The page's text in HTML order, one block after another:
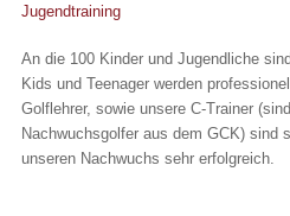
Jugendtraining
An die 100 Kinder und Jugendliche
Kids und Teenager werden
Golflehrer, sowie unsere C-Trainer
Nachwuchsgolfer aus dem GCK) sind
unseren Nachwuchs sehr erfolgreich.